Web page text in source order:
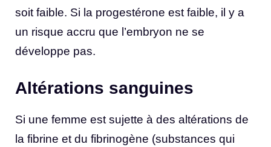
soit faible. Si la progestérone est faible, il y a
un risque accru que l’embryon ne se
développe pas.
Altérations sanguines
Si une femme est sujette à des altérations de
la fibrine et du fibrinogène (substances qui